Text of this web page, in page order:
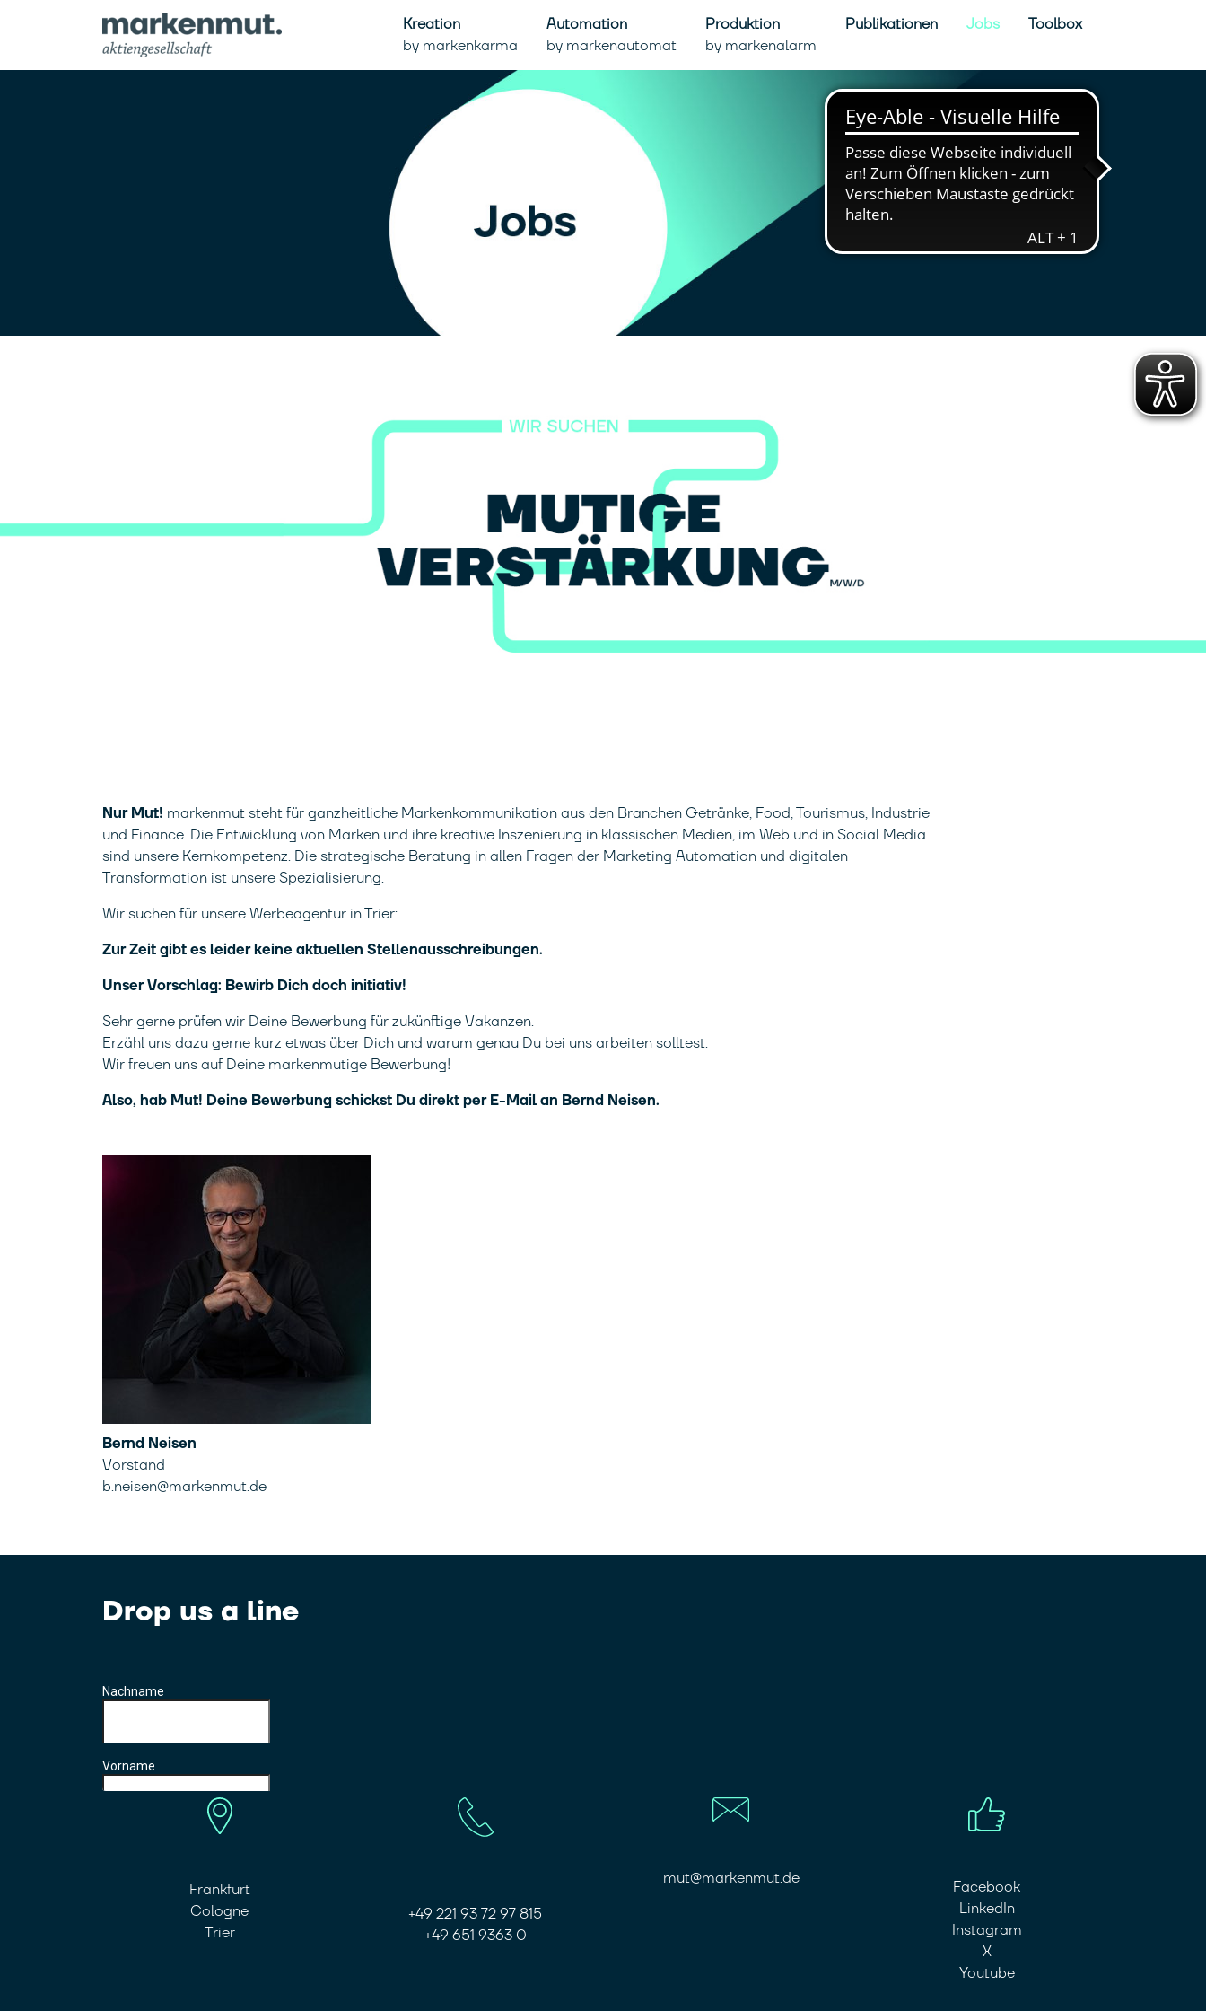
Kreation
by markenkarma
Automation
by markenautomat
Produktion
by markenalarm
Publikationen Jobs Toolbox
Nur Mut! markenmut steht für ganzheitliche Markenkommunikation aus den Branchen Getränke, Food, Tourismus, Industrie
und Finance. Die Entwicklung von Marken und ihre kreative Inszenierung in klassischen Medien, im Web und in Social Media
sind unsere Kernkompetenz. Die strategische Beratung in allen Fragen der Marketing Automation und digitalen
Transformation ist unsere Spezialisierung.
Wir suchen für unsere Werbeagentur in Trier:
Zur Zeit gibt es leider keine aktuellen Stellenausschreibungen.
Unser Vorschlag: Bewirb Dich doch initiativ!
Sehr gerne prüfen wir Deine Bewerbung für zukünftige Vakanzen.
Erzähl uns dazu gerne kurz etwas über Dich und warum genau Du bei uns arbeiten solltest.
Wir freuen uns auf Deine markenmutige Bewerbung!
Also, hab Mut! Deine Bewerbung schickst Du direkt per E-Mail an Bernd Neisen.
Bernd Neisen
Vorstand
b.neisen@markenmut.de
Drop us a line
Frankfurt
Cologne
Trier
+49 221 93 72 97 815
+49 651 9363 0
mut@markenmut.de
Facebook
LinkedIn
Instagram
X
Youtube